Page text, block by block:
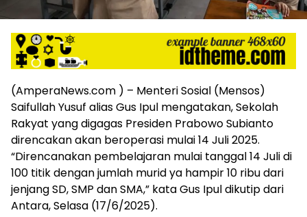
maupun
media
siber
lainnya,
desain
dan
media
siber
lebih
eksklusif,
bergaya
trendi,
mengandung
unsur
(AmperaNews.com ) – Menteri Sosial (Mensos)
Saifullah Yusuf alias Gus Ipul mengatakan, Sekolah
Rakyat yang digagas Presiden Prabowo Subianto
direncakan akan beroperasi mulai 14 Juli 2025.
“Direncanakan pembelajaran mulai tanggal 14 Juli di
100 titik dengan jumlah murid ya hampir 10 ribu dari
jenjang SD, SMP dan SMA,” kata Gus Ipul dikutip dari
Antara, Selasa (17/6/2025).